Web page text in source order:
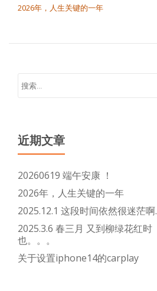
2026年，人生关键的一年
近期文章
20260619 端午安康 ！
2026年，人生关键的一年
2025.12.1 这段时间依然很迷茫
2025.3.6 春三月 又到柳绿花红时
也。。。
关于设置iphone14的carplay